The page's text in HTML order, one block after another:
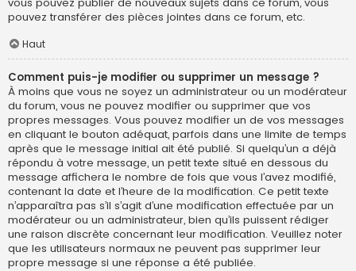
pouvez transférer des pièces jointes dans ce forum, etc.
Haut
Comment puis-je modifier ou supprimer un message ?
À moins que vous ne soyez un administrateur ou un modérateur
du forum, vous ne pouvez modifier ou supprimer que vos
propres messages. Vous pouvez modifier un de vos messages
en cliquant le bouton adéquat, parfois dans une limite de temps
après que le message initial ait été publié. Si quelqu’un a déjà
répondu à votre message, un petit texte situé en dessous du
message affichera le nombre de fois que vous l’avez modifié,
contenant la date et l’heure de la modification. Ce petit texte
n’apparaîtra pas s’il s’agit d’une modification effectuée par un
modérateur ou un administrateur, bien qu’ils puissent rédiger
une raison discrète concernant leur modification. Veuillez noter
que les utilisateurs normaux ne peuvent pas supprimer leur
propre message si une réponse a été publiée.